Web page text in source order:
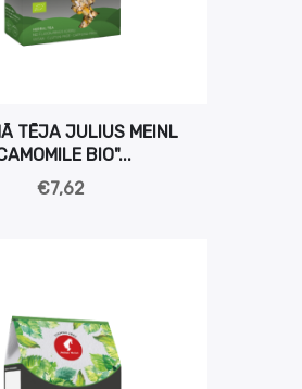
TĒJA JULIUS MEINL
BIO"...
€7,62